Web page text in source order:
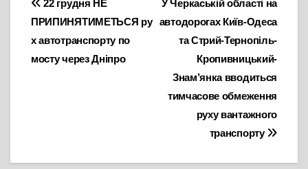
Навігація
записів
У Черкаській області на
автодорогах Київ-Одеса
та Стрий-Тернопіль-
Кропивницький-
Знам’янка вводиться
тимчасове обмеження
руху вантажного
транспорту
22 грудня НЕ
ПРИПИНЯТИМЕТЬСЯ ру
х автотранспорту по
мосту через Дніпро